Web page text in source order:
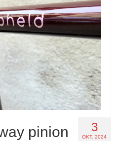
appia / belair / divide
pro / 2026 / 100nm
3
OKT. 2024
pinion